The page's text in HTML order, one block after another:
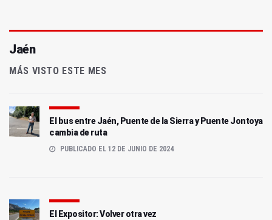
Jaén
MÁS VISTO ESTE MES
El bus entre Jaén, Puente de la Sierra y Puente Jontoya
cambia de ruta
PUBLICADO EL 12 DE JUNIO DE 2024
El Expositor: Volver otra vez